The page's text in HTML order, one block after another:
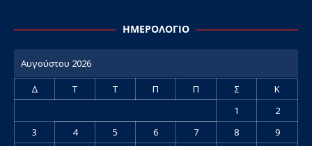
ΗΜΕΡΟΛΌΓΙΟ
Αυγούστου 2026
Δ Τ Τ Π Π Σ
Κ
1
2
3
4 5 6 7 8
9